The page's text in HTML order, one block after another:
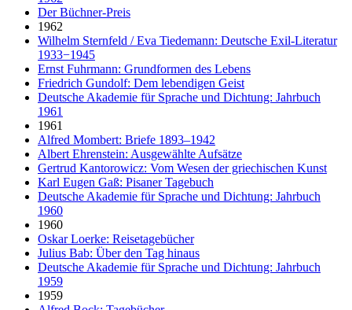
Der Büchner-Preis
1962
Wilhelm Sternfeld / Eva Tiedemann: Deutsche Exil-Literatur
1933−1945
Ernst Fuhrmann: Grundformen des Lebens
Friedrich Gundolf: Dem lebendigen Geist
Deutsche Akademie für Sprache und Dichtung: Jahrbuch
1961
1961
Alfred Mombert: Briefe 1893–1942
Albert Ehrenstein: Ausgewählte Aufsätze
Gertrud Kantorowicz: Vom Wesen der griechischen Kunst
Karl Eugen Gaß: Pisaner Tagebuch
Deutsche Akademie für Sprache und Dichtung: Jahrbuch
1960
1960
Oskar Loerke: Reisetagebücher
Julius Bab: Über den Tag hinaus
Deutsche Akademie für Sprache und Dichtung: Jahrbuch
1959
1959